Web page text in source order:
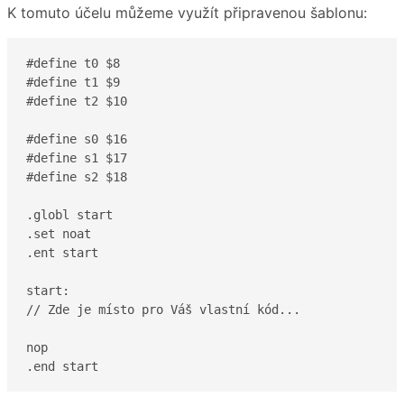
K tomuto účelu můžeme využít připravenou šablonu:
#define t0 $8
#define t1 $9
#define t2 $10
#define s0 $16
#define s1 $17
#define s2 $18
.globl start
.set noat
.ent start
start:
// Zde je místo pro Váš vlastní kód...
nop
.end start